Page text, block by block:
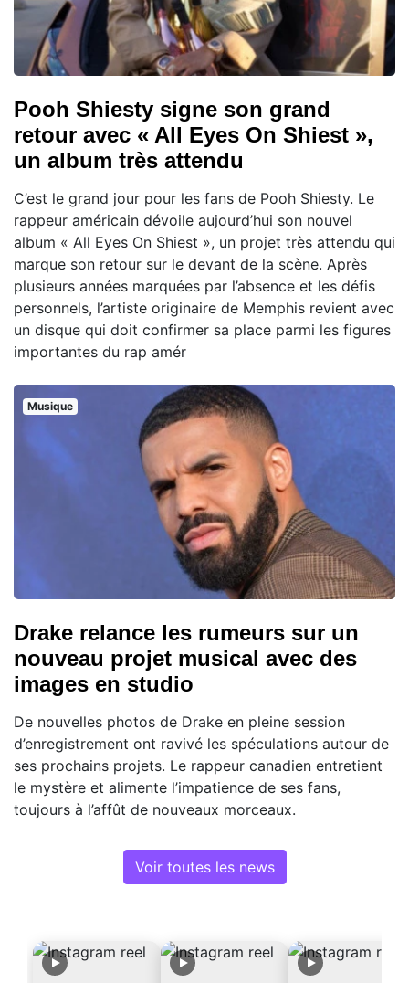
Pooh Shiesty signe son grand
retour avec « All Eyes On Shiest »,
un album très attendu
C’est le grand jour pour les fans de Pooh Shiesty. Le
rappeur américain dévoile aujourd’hui son nouvel
album « All Eyes On Shiest », un projet très attendu qui
marque son retour sur le devant de la scène. Après
plusieurs années marquées par l’absence et les défis
personnels, l’artiste originaire de Memphis revient avec
un disque qui doit confirmer sa place parmi les figures
importantes du rap amér
Musique
Drake relance les rumeurs sur un
nouveau projet musical avec des
images en studio
De nouvelles photos de Drake en pleine session
d’enregistrement ont ravivé les spéculations autour de
ses prochains projets. Le rappeur canadien entretient
le mystère et alimente l’impatience de ses fans,
toujours à l’affût de nouveaux morceaux.
Voir toutes les news